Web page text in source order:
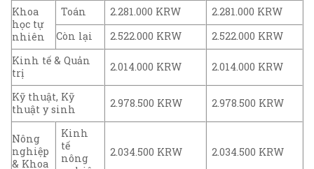
Khoa
học tự
nhiên
Toán 2.281.000 KRW
2.281.000 KRW
Còn lại
2.522.000 KRW
2.522.000 KRW
Kinh tế & Quản
trị
2.014.000 KRW 2.014.000 KRW
Kỹ thuật, Kỹ
thuật y sinh
2.978.500 KRW 2.978.500 KRW
Nông
nghiệp
& Khoa
Kinh
tế
nông
2.034.500 KRW 2.034.500 KRW